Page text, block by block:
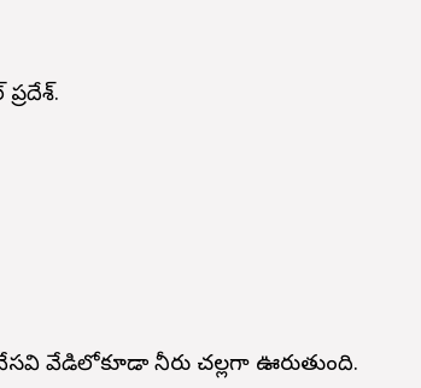
వేడిలోకూడా నీరు చల్లగా ఊరుతుంది.